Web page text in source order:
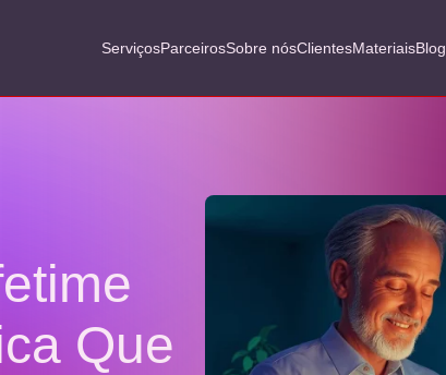
ServiçosParceirosSobre nósClientesMateriaisBlog
Que